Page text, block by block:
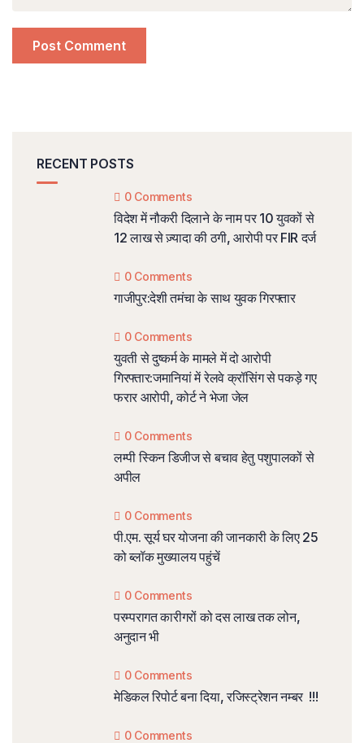
RECENT POSTS
0 Comments
विदेश में नौकरी दिलाने के नाम पर 10 युवकों से
12 लाख से ज़्यादा की ठगी, आरोपी पर FIR दर्ज
0 Comments
गाजीपुर:देशी तमंचा के साथ युवक गिरफ्तार
0 Comments
युवती से दुष्कर्म के मामले में दो आरोपी
गिरफ्तार:जमानियां में रेलवे क्रॉसिंग से पकड़े गए
फरार आरोपी, कोर्ट ने भेजा जेल
0 Comments
लम्पी स्किन डिजीज से बचाव हेतु पशुपालकों से
अपील
0 Comments
पी.एम. सूर्य घर योजना की जानकारी के लिए 25
को ब्लॉक मुख्यालय पहुंचें
0 Comments
परम्परागत कारीगरों को दस लाख तक लोन,
अनुदान भी
0 Comments
मेडिकल रिपोर्ट बना दिया, रजिस्ट्रेशन नम्बर !!!
0 Comments